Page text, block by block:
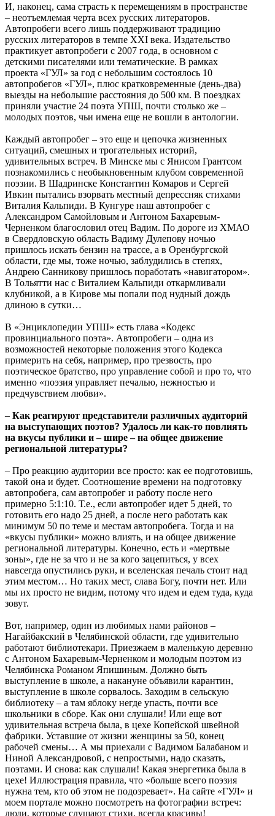
И, наконец, сама страсть к перемещениям в пространстве
– неотъемлемая черта всех русских литераторов.
Автопробеги всего лишь поддерживают традицию
русских литераторов в темпе XXI века. Издательство
практикует автопробеги с 2007 года, в основном с
детскими писателями или тематические. В рамках
проекта «ГУЛ» за год с небольшим состоялось 10
автопробегов «ГУЛ», плюс кратковременные (день-два)
выезды на небольшие расстояния до 500 км. В поездках
приняли участие 24 поэта УПШ, почти столько же –
молодых поэтов, чьи имена еще не вошли в антологии.
Каждый автопробег – это еще и цепочка жизненных
ситуаций, смешных и трогательных историй,
удивительных встреч. В Минске мы с Янисом Грантсом
познакомились с необыкновенным клубом современной
поэзии. В Шадринске Константин Комаров и Сергей
Ивкин пытались взорвать местный депрессняк стихами
Виталия Кальпиди. В Кунгуре наш автопробег с
Александром Самойловым и Антоном Бахаревым-
Черненком благословил отец Вадим. По дороге из ХМАО
в Свердловскую область Вадиму Дулепову ночью
пришлось искать бензин на трассе, а в Оренбургской
области, где мы, тоже ночью, заблудились в степях,
Андрею Санникову пришлось поработать «навигатором».
В Тольятти нас с Виталием Кальпиди откармливали
клубникой, а в Кирове мы попали под нудный дождь
длиною в сутки…
В «Энциклопедии УПШ» есть глава «Кодекс
провинциального поэта». Автопробеги – одна из
возможностей некоторые положения этого Кодекса
примерить на себя, например, про трезвость, про
поэтическое братство, про управление собой и про то, что
именно «поэзия управляет печалью, нежностью и
предчувствием любви».
– Как реагируют представители различных аудиторий
на выступающих поэтов? Удалось ли как-то повлиять
на вкусы публики и – шире – на общее движение
региональной литературы?
– Про реакцию аудитории все просто: как ее подготовишь,
такой она и будет. Соотношение времени на подготовку
автопробега, сам автопробег и работу после него
примерно 5:1:10. Т.е., если автопробег идет 5 дней, то
готовить его надо 25 дней, а после него работать как
минимум 50 по теме и местам автопробега. Тогда и на
«вкусы публики» можно влиять, и на общее движение
региональной литературы. Конечно, есть и «мертвые
зоны», где не за что и не за кого зацепиться, у всех
навсегда опустились руки, и вселенская печаль стоит над
этим местом… Но таких мест, слава Богу, почти нет. Или
мы их просто не видим, потому что идем и едем туда, куда
зовут.
Вот, например, один из любимых нами районов –
Нагайбакский в Челябинской области, где удивительно
работают библиотекари. Приезжаем в маленькую деревню
с Антоном Бахаревым-Черненком и молодым поэтом из
Челябинска Романом Япишиным. Должно быть
выступление в школе, а накануне объявили карантин,
выступление в школе сорвалось. Заходим в сельскую
библиотеку – а там яблоку негде упасть, почти все
школьники в сборе. Как они слушали! Или еще вот
удивительная встреча была, в цехе Копейской швейной
фабрики. Уставшие от жизни женщины за 50, конец
рабочей смены… А мы приехали с Вадимом Балабаном и
Ниной Александровой, с непростыми, надо сказать,
поэтами. И снова: как слушали! Какая энергетика была в
цехе! Иллюстрация правила, что «больше всего поэзия
нужна тем, кто об этом не подозревает». На сайте «ГУЛ» и
моем портале можно посмотреть на фотографии встреч:
люди, которые слушают стихи, всегда красивы!